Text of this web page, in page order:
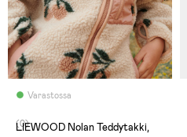
Varastossa
(0)
LIEWOOD Nolan Teddytakki,